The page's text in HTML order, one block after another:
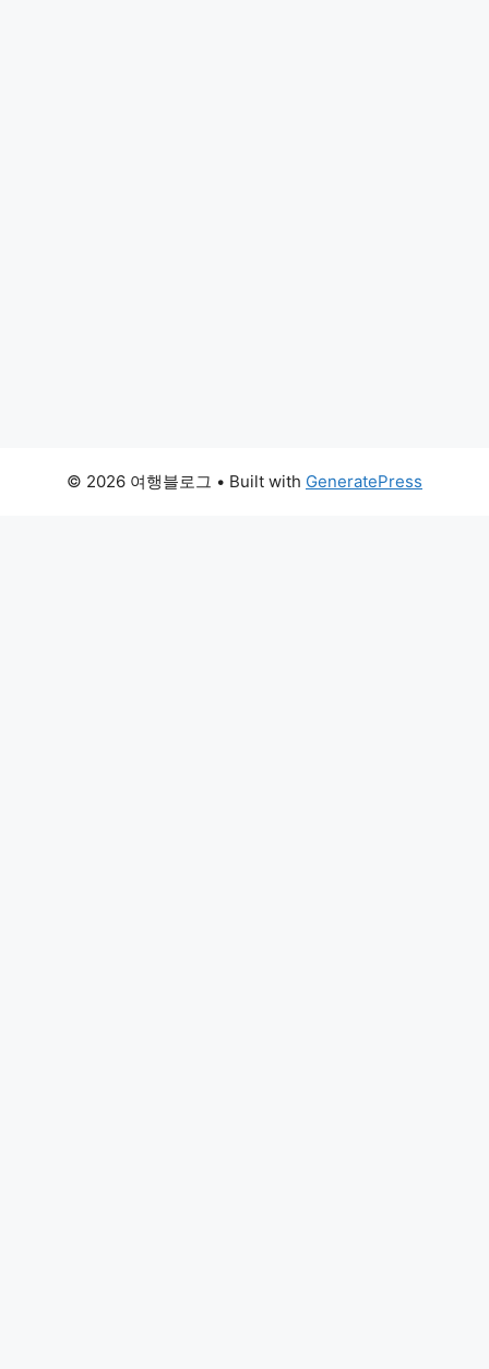
© 2026 여행블로그 • Built with GeneratePress